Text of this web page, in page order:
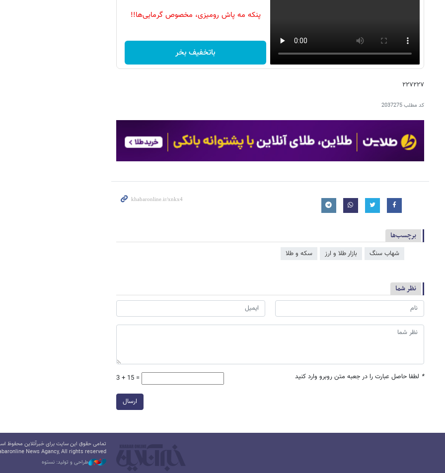
پنکه مه پاش رومیزی، مخصوص گرمایی‌ها!!
باتخفیف بخر
۲۲۷۲۲۷
کد مطلب2037275
برچسب‌ها
شهاب سنگ بازار طلا و ارز سکه و طلا
نظر شما
* لطفا حاصل عبارت را در جعبه متن روبرو وارد کنید 3 + 15 =
ارسال
تمامی حقوق این سایت برای خبرآنلاین محفوظ
News Agancy, All rights reserved
طراحی و تولید: نستوه